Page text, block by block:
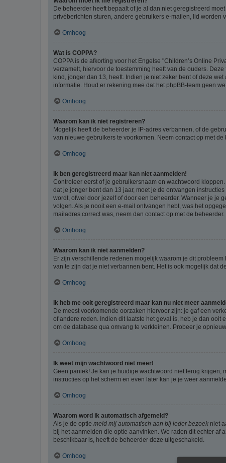
De beheerder heeft bepaalt of je al dan niet geregistreerd
privéberichten sturen, andere gebruikers e-mailen, lid worden
Omhoog
Wat is COPPA?
COPPA is de afkorting voor het Engelse "Children’s Online
verzamelt, hiervoor de toestemming heeft van de ouders.
kind, jonger dan 13, heeft. Indien je niet zeker bent of deze
informatie. Houd er rekening mee dat het phpBB-team geen
Omhoog
Waarom kan ik niet registreren?
Mogelijk heeft de beheerder je IP-adres verbannen, of de
van nieuwe gebruikers te voorkomen. Neem contact op met
Omhoog
Ik ben geregistreerd maar kan niet aanmelden!
Controleer eerst of je gebruikersnaam en wachtwoord
dat je jonger bent dan 13 jaar, moet je de ontvangen
wordt, ofwel door jezelf of door een beheerder. Wanneer je je
volgen. Als je nooit een e-mail ontvangen hebt, was het
mailadres correct was, neem dan contact op met de beheerder.
Omhoog
Waarom kan ik niet aanmelden?
Er zijn verschillende redenen mogelijk waarom je dit
van te zijn dat je niet verbannen bent. Het is ook mogelijk dat
Omhoog
Ik heb me ooit geregistreerd maar kan nu niet meer
De meest voorkomende oorzaken hiervoor zijn: je gaf een
of andere reden. Indien dit laatste het geval is, heb je dan
om de database qua omvang te verkleinen. Probeer je
Omhoog
Ik weet mijn wachtwoord niet meer!
Geen paniek! Je kan je huidige wachtwoord niet terug
instructies op het scherm en even later kan je je weer
Omhoog
Waarom word ik automatisch afgemeld?
Als je de optie meld mij automatisch aan bij ieder bezoek niet
bij het aanmelden die optie aanvinken. We raden dit echter af
beschikbaar is, heeft de beheerder deze uitgeschakeld.
Omhoog